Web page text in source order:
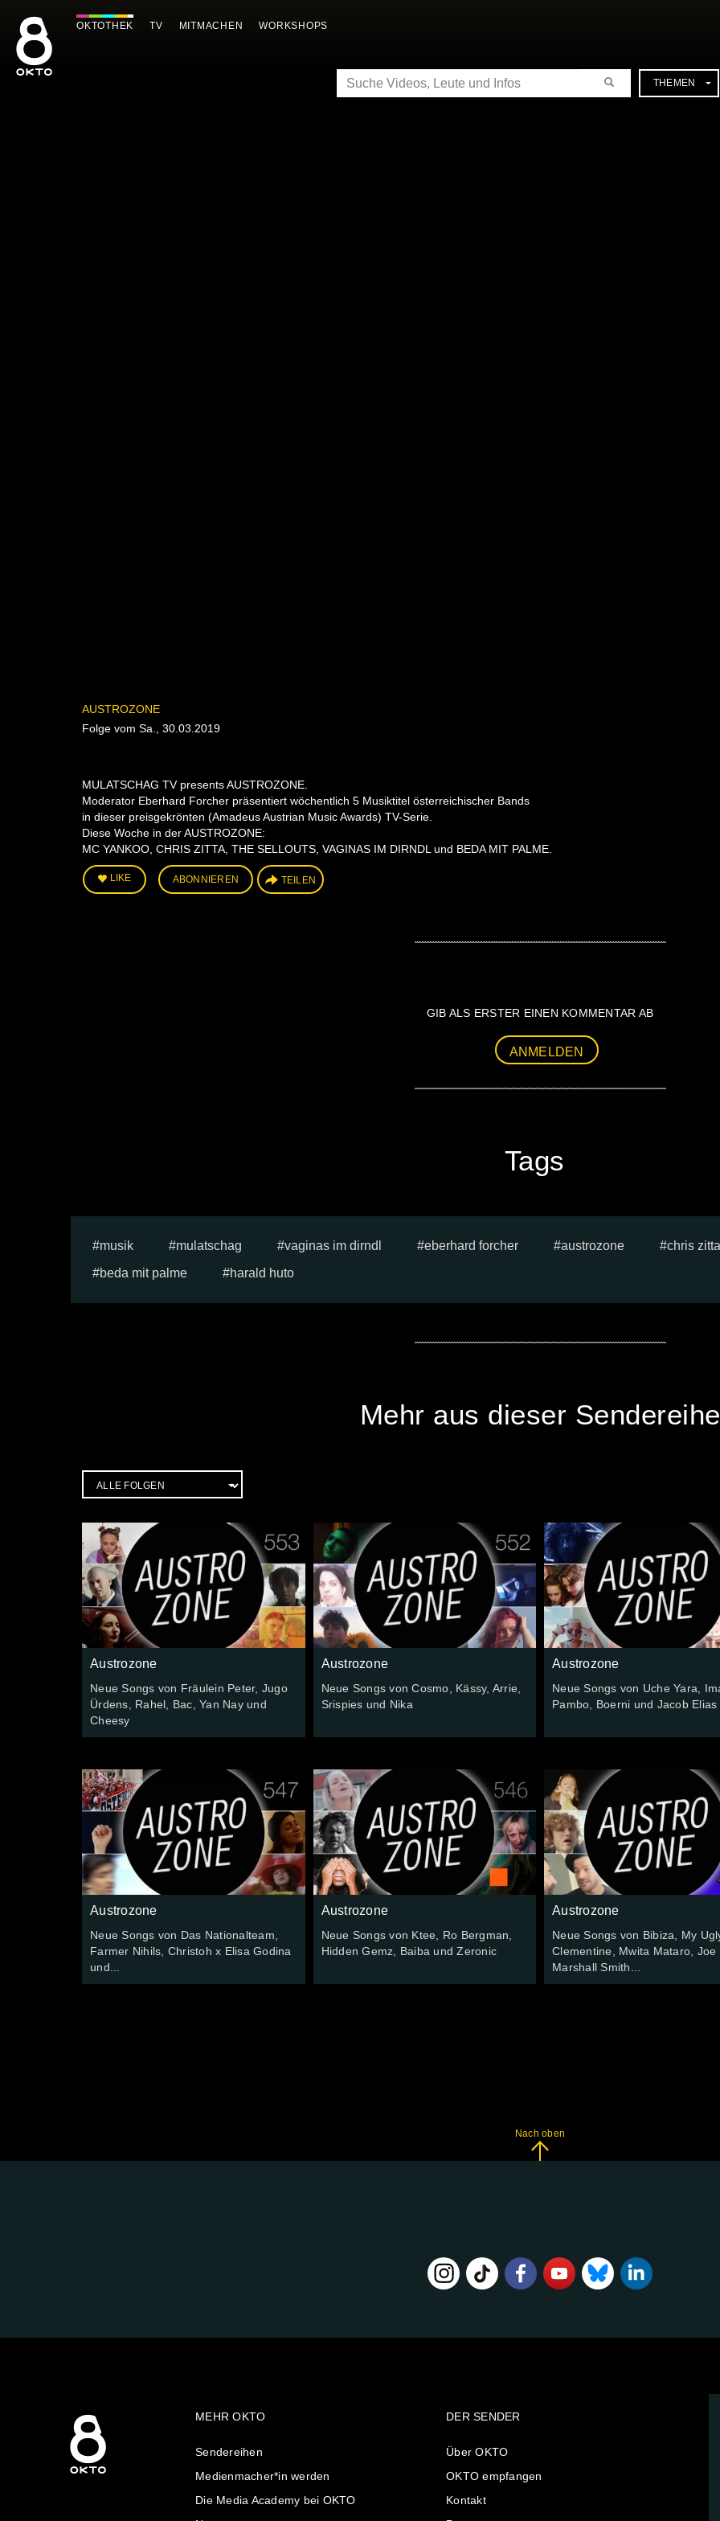
Inhalt
springen
OKTOTHEK TV MITMACHEN WORKSHOPS
SUCHE THEMEN
AUSTROZONE
Folge vom Sa., 30.03.2019
MULATSCHAG TV presents AUSTROZONE.
Moderator Eberhard Forcher präsentiert wöchentlich 5 Musiktitel österreichischer Bands
in dieser preisgekrönten (Amadeus Austrian Music Awards) TV-Serie.
Diese Woche in der AUSTROZONE:
MC YANKOO, CHRIS ZITTA, THE SELLOUTS, VAGINAS IM DIRNDL und BEDA MIT PALME.
LIKE ABONNIEREN TEILEN
GIB ALS ERSTER EINEN KOMMENTAR AB
ANMELDEN
Tags
musik mulatschag vaginas im dirndl eberhard forcher austrozone chris zitta
beda mit palme
harald huto
Mehr aus dieser Sendereihe
Austrozone
Neue Songs von Fräulein Peter, Jugo
Ürdens, Rahel, Bac, Yan Nay und
Cheesy
Austrozone
Neue Songs von Cosmo, Kässy, Arrie,
Srispies und Nika
Austrozone
Neue Songs von Uche Yara,
Pambo, Boerni und Jacob Elias
Austrozone
Neue Songs von Das Nationalteam,
Farmer Nihils, Christoh x Elisa Godina
und...
Austrozone
Neue Songs von Ktee, Ro Bergman,
Hidden Gemz, Baiba und Zeronic
Austrozone
Neue Songs von Bibiza, My
Clementine, Mwita Mataro, Joe
Marshall Smith...
Nach oben
MEHR OKTO
Sendereihen
Medienmacher*in werden
Die Media Academy bei OKTO
DER SENDER
Über OKTO
OKTO empfangen
Kontakt